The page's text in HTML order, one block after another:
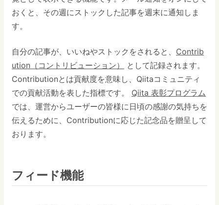
おくと、その週にストックした記事を週末に通知しま
す。
自分の記事が、いいねやストックをされると、 Contrib
ution（コントリビューション）
として記録されます。
Contributionとは貢献度を意味し、Qiitaコミュニティ
での貢献活動を表した指標です。 Qiita 表彰プログラム
では、運営からユーザーの皆様に日頃の感謝の気持ちを
伝えるために、Contributionに応じた記念品を贈呈して
おります。
フィード機能